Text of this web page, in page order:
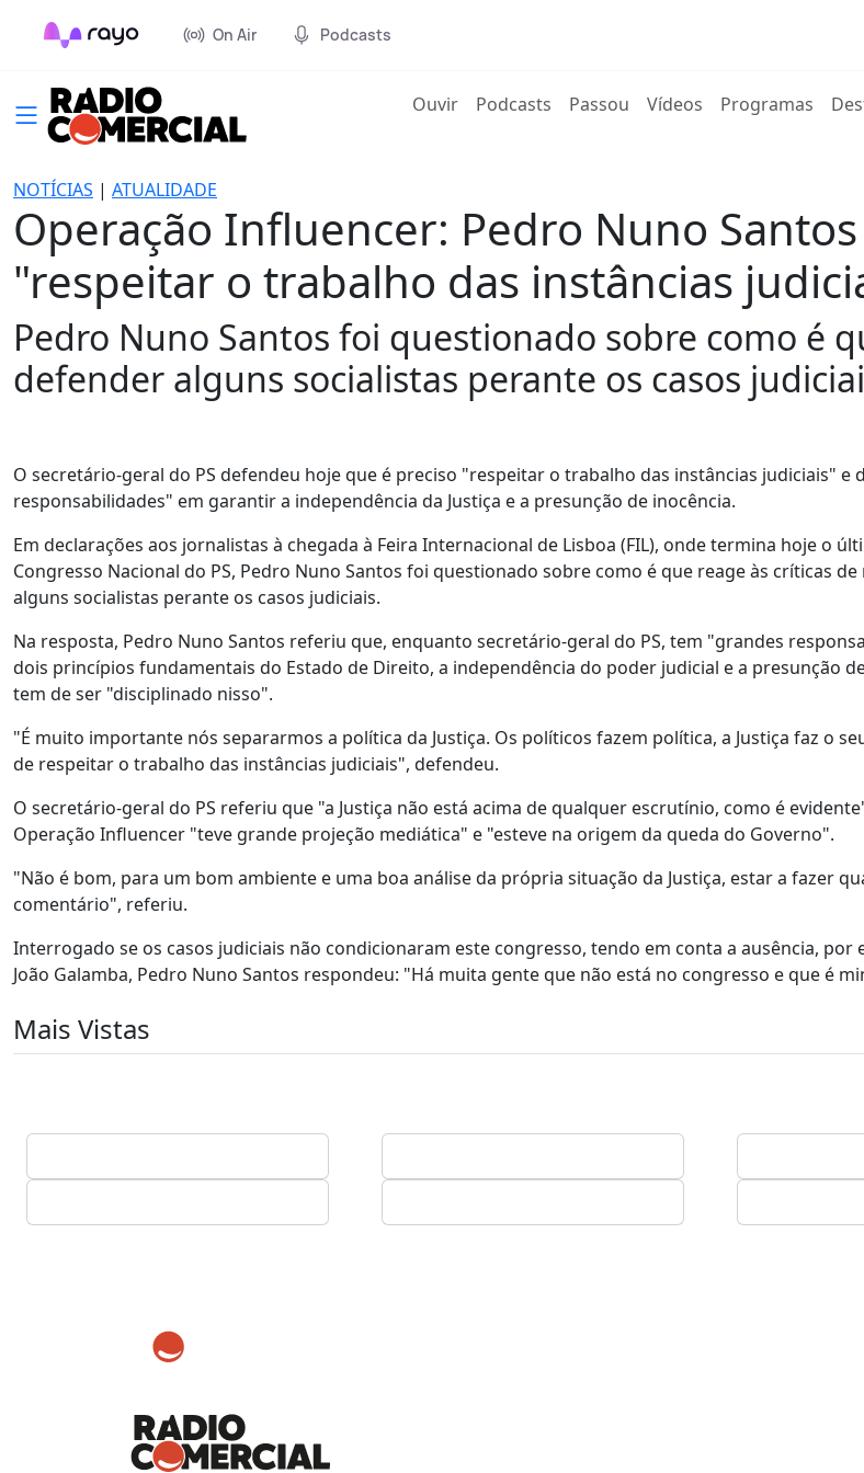
On Air Podcasts
Ouvir(current)
Podcasts Passou Vídeos Programas
NOTÍCIAS | ATUALIDADE
Operação Influencer: Pedro Nuno
"respeitar o trabalho das instâncias
Pedro Nuno Santos foi questionado sobre como é
defender alguns socialistas perante os casos
O secretário-geral do PS defendeu hoje que é preciso "respeitar o trabalho das instâncias judiciais" e
responsabilidades" em garantir a independência da Justiça e a presunção de inocência.
Em declarações aos jornalistas à chegada à Feira Internacional de Lisboa (FIL), onde termina hoje o
Congresso Nacional do PS, Pedro Nuno Santos foi questionado sobre como é que reage às críticas
alguns socialistas perante os casos judiciais.
Na resposta, Pedro Nuno Santos referiu que, enquanto secretário-geral do PS, tem "grandes
dois princípios fundamentais do Estado de Direito, a independência do poder judicial e a presunção
tem de ser "disciplinado nisso".
"É muito importante nós separarmos a política da Justiça. Os políticos fazem política, a Justiça faz o
de respeitar o trabalho das instâncias judiciais", defendeu.
O secretário-geral do PS referiu que "a Justiça não está acima de qualquer escrutínio, como é
Operação Influencer "teve grande projeção mediática" e "esteve na origem da queda do Governo".
"Não é bom, para um bom ambiente e uma boa análise da própria situação da Justiça, estar a fazer
comentário", referiu.
Interrogado se os casos judiciais não condicionaram este congresso, tendo em conta a ausência, por
João Galamba, Pedro Nuno Santos respondeu: "Há muita gente que não está no congresso e que é
Mais Vistas